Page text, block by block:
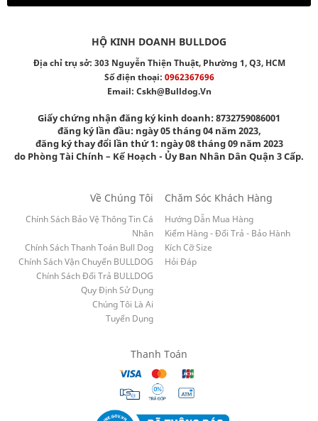
HỘ KINH DOANH BULLDOG
Địa chỉ trụ sở: 303 Nguyễn Thiện Thuật, Phường 1, Q3, HCM
Số điện thoại: 0962367696
Email: Cskh@bulldog.vn
Giấy chứng nhận đăng ký kinh doanh: 8732759086001
đăng ký lần đầu: ngày 05 tháng 04 năm 2023,
đăng ký thay đổi lần thứ 1: ngày 08 tháng 09 năm 2023
do Phòng Tài Chính – Kế Hoạch - Ủy Ban Nhân Dân Quận 3 Cấp.
Về Chúng Tôi
Chính Sách Bảo Vệ Thông Tin Cá
Nhân
Chính Sách Thanh Toán Bull Dog
Chính Sách Vận Chuyển BULLDOG
Chính Sách Đổi Trả BULLDOG
Quy Định Sử Dụng
Chúng Tôi Là Ai
Tuyển Dụng
Chăm Sóc Khách Hàng
Hướng Dẫn Mua Hàng
Kiểm Hàng - Đổi Trả - Bảo Hành
Kích Cỡ Size
Hỏi Đáp
Thanh Toán